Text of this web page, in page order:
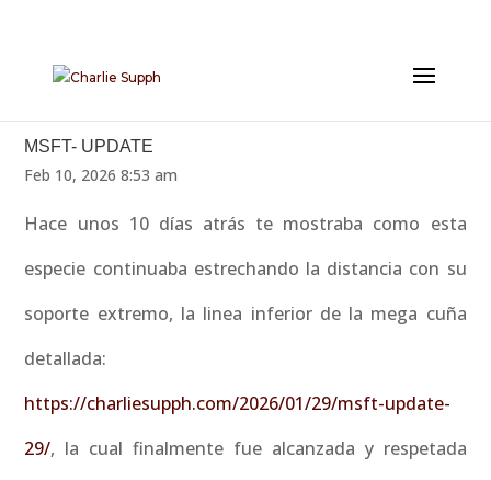
MSFT- UPDATE
Feb 10, 2026 8:53 am
Hace unos 10 días atrás te mostraba como esta
especie continuaba estrechando la distancia con su
soporte extremo, la linea inferior de la mega cuña
detallada:
https://charliesupph.com/2026/01/29/msft-update-
29/, la cual finalmente fue alcanzada y respetada